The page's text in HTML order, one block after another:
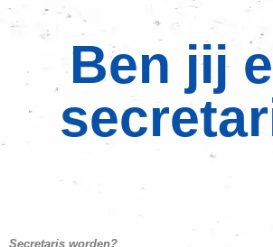
Ben jij
Secretaris worden?